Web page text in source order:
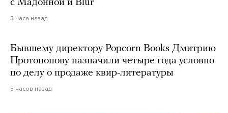
с Мадонной и Blur
3 часа назад
Бывшему директору Popcorn Books Дмитрию
Протопопову назначили четыре года условно
по делу о продаже квир-литературы
5 часов назад